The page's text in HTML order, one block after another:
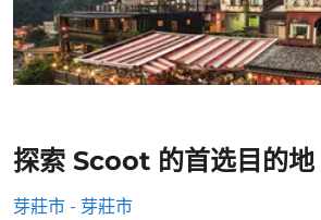
探索 Scoot 的首选目的地
芽莊市 - 芽莊市